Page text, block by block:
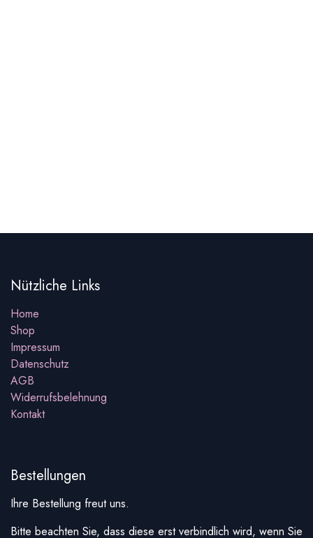
Nützliche Links
Home
Shop
Impressum
Datenschutz
AGB
Widerrufsbelehnung
Kontakt
Bestellungen
Ihre Bestellung freut uns.
Bitte beachten Sie, dass diese erst verbindlich wird, wenn Sie